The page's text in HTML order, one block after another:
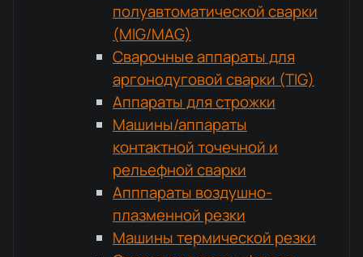
полуавтоматической сварки
(MIG/MAG)
Сварочные аппараты для
аргонодуговой сварки (TIG)
Аппараты для строжки
Машины/аппараты
контактной точечной и
рельефной сварки
Апппараты воздушно-
плазменной резки
Машины термической резки